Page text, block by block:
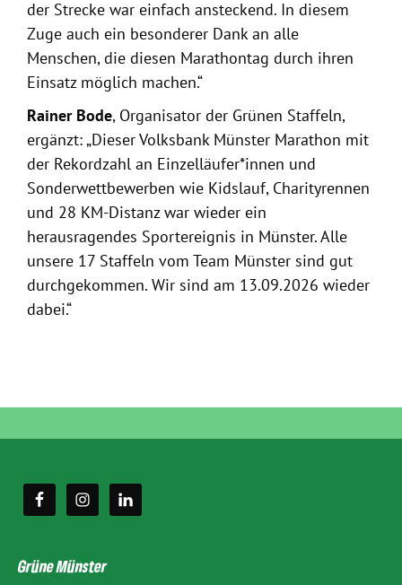
der Strecke war einfach ansteckend. In diesem
Zuge auch ein besonderer Dank an alle
Menschen, die diesen Marathontag durch ihren
Einsatz möglich machen.“
Rainer Bode, Organisator der Grünen Staffeln,
ergänzt: „Dieser Volksbank Münster Marathon mit
der Rekordzahl an Einzelläufer*innen und
Sonderwettbewerben wie Kidslauf, Charityrennen
und 28 KM-Distanz war wieder ein
herausragendes Sportereignis in Münster. Alle
unsere 17 Staffeln vom Team Münster sind gut
durchgekommen. Wir sind am 13.09.2026 wieder
dabei.“
Grüne Münster